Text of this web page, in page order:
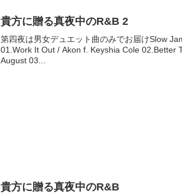
貴方に贈る真夜中のR&B 2
第四夜は男女デュエット曲のみでお届けSlow
01.Work It Out / Akon f. Keyshia Cole 02.Better
August 03...
貴方に贈る真夜中のR&B